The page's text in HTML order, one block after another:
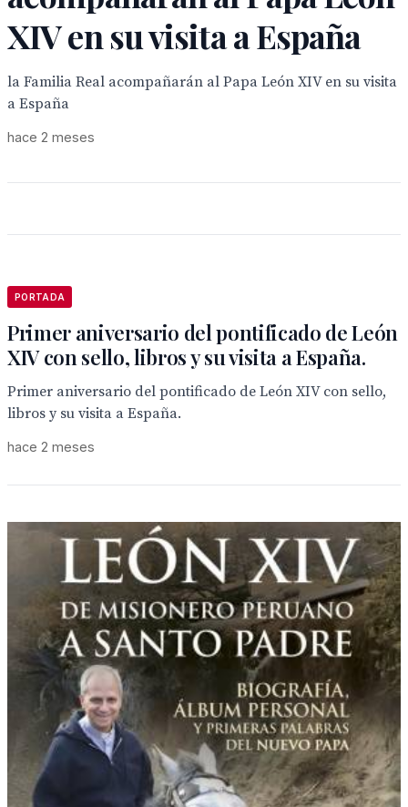
XIV en su visita a España
la Familia Real acompañarán al Papa León XIV en su visita
a España
hace 2 meses
PORTADA
Primer aniversario del pontificado de León
XIV con sello, libros y su visita a España.
Primer aniversario del pontificado de León XIV con sello,
libros y su visita a España.
hace 2 meses